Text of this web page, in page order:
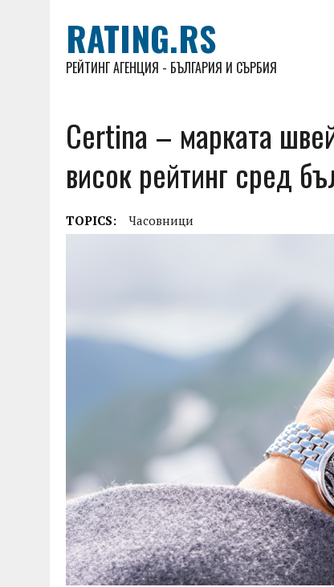
RATING.RS
РЕЙТИНГ АГЕНЦИЯ - БЪЛГАРИЯ И СЪРБИЯ
Certina – марката
висок рейтинг сред
TOPICS: Часовници